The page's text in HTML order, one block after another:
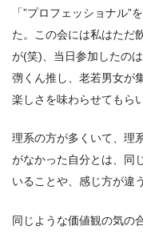
「”プロフェッショナル”
た。この会には私はただ
が(笑)、当日参加したの
彅くん推し、老若男女が
楽しさを味わらせてもら
理系の方が多くいて、理
がなかった自分とは、同
いることや、感じ方が違
同じような価値観の気の